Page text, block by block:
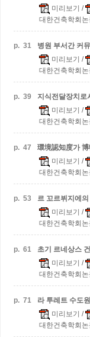
미리보기 /
대한건축학회
p. 31
병원 부서간 커
미리보기 /
대한건축학회
p. 39
지식전달장치로
미리보기 /
대한건축학회
p. 47
環境認知度가
미리보기 /
대한건축학회
p. 53
르 꼬르뷔지에
미리보기 /
대한건축학회
p. 61
초기 르네상스
미리보기 /
대한건축학회
p. 71
라 투레트 수도
미리보기 /
대한건축학회